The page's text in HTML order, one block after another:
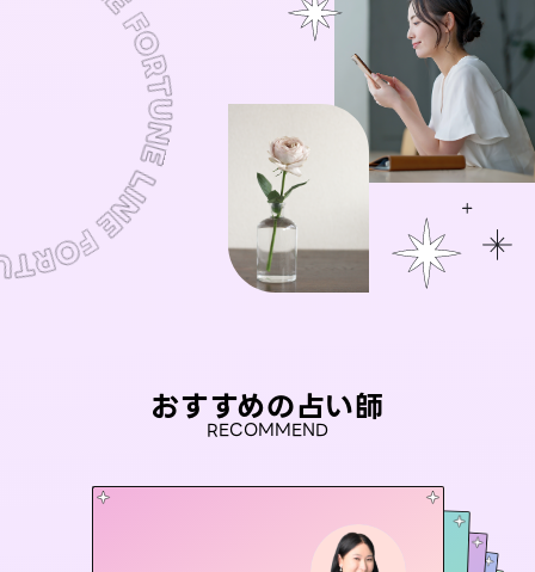
おすすめの占い師
RECOMMEND